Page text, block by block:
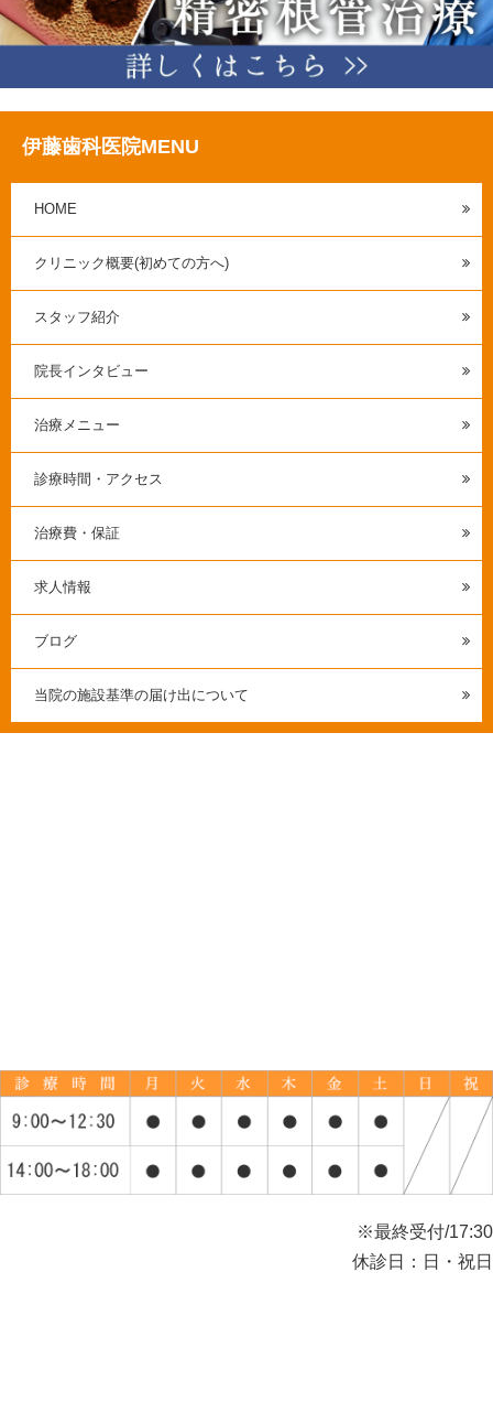
伊藤歯科医院MENU
HOME
クリニック概要(初めての方へ)
スタッフ紹介
院長インタビュー
治療メニュー
診療時間・アクセス
治療費・保証
求人情報
ブログ
当院の施設基準の届け出について
※最終受付/17:30
休診日：日・祝日